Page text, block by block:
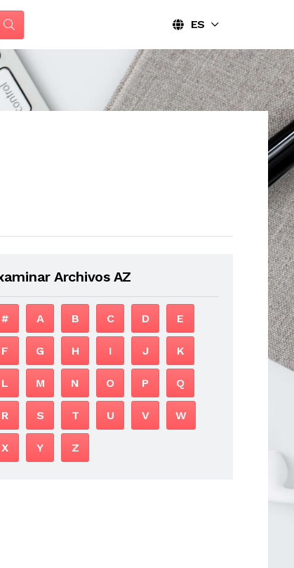
ES
Archivos AZ
# A B C D E
F G H I J K
L M N O P Q
R S T U V W
X Y Z